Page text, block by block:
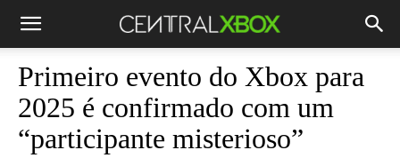
Primeiro evento do Xbox para
2025 é confirmado com um
“participante misterioso”